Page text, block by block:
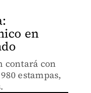
en
contará con
estampas,